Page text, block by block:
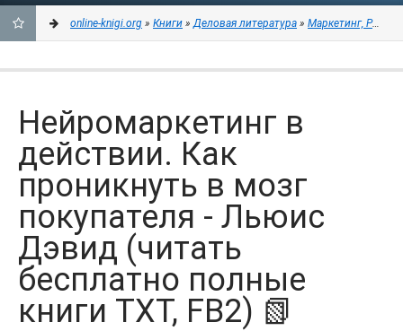
ЗАКЛАДКИ
online-knigi.org » Книги »Деловая литература » Маркетинг, PR,
Нейромаркетинг в
действии. Как
проникнуть в мозг
покупателя - Льюис
Дэвид (читать
бесплатно полные
книги TXT, FB2) 📗